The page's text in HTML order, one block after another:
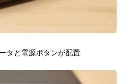
タと電源ボタンが配置